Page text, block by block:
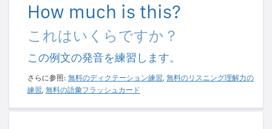
How much is this?
これはいくらですか？
この例文の発音を練習します。
さらに参照: 無料のディクテーション練習, 無料のリスニング理解力の
練習, 無料の語彙フラッシュカード